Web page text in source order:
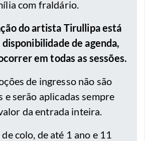
com fraldário.
do artista Tirullipa está
de agenda,
em todas as sessões.
de ingresso não são
e serão aplicadas sempre
da entrada inteira.
colo, de até 1 ano e 11